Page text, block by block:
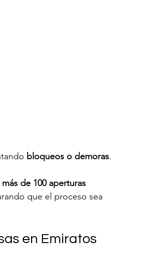
bloqueos o demoras.
más de 100 aperturas
que el proceso sea
en Emiratos